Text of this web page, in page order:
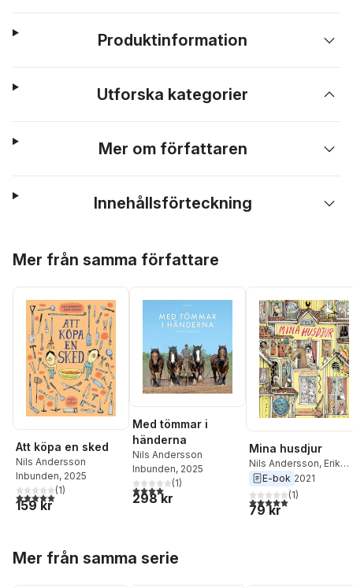
Produktinformation
Utforska kategorier
Mer om författaren
Innehållsförteckning
Mer från samma författare
Att köpa en sked
Nils Andersson
Inbunden, 2025
5,0utav 5 stjärnor. Totalt antal röster:
(1)
159 kr
Med tömmar i
händerna
Nils Andersson
Inbunden, 2025
4,0utav 5 stjärnor. Totalt antal röster:
(1)
298 kr
Mina husdjur
Nils Andersson, Erik
Svetoft
E-bok 2021
5,0utav 5 stjärnor.
(1)
79 kr
Mer från samma serie